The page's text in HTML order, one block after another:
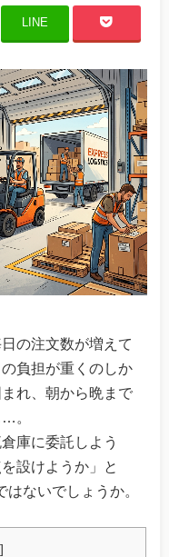
LINE
の注文数が増えて
負担が重くのしか
れ、朝から晩まで
。
庫に委託しよう
設けようか」と
ないでしょうか。
]